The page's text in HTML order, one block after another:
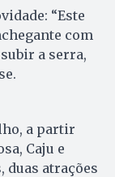
“Este
com
a serra,
a partir
Caju e
duas atrações